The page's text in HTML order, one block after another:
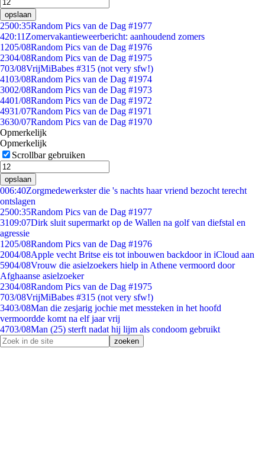
opslaan
2500:35Random Pics van de Dag #1977
420:11 Zomervakantieweerbericht: aanhoudend zomers
1205/08Random Pics van de Dag #1976
2304/08Random Pics van de Dag #1975
703/08VrijMiBabes #315 (not very sfw!)
4103/08Random Pics van de Dag #1974
3002/08Random Pics van de Dag #1973
4401/08Random Pics van de Dag #1972
4931/07Random Pics van de Dag #1971
3630/07Random Pics van de Dag #1970
Opmerkelijk
Opmerkelijk
Scrollbar gebruiken
opslaan
006:40Zorgmedewerkster die 's nachts haar vriend bezocht terecht
ontslagen
2500:35Random Pics van de Dag #1977
3109:07Dirk sluit supermarkt op de Wallen na golf van diefstal en
agressie
1205/08Random Pics van de Dag #1976
2004/08Apple vecht Britse eis tot inbouwen backdoor in iCloud aan
5904/08Vrouw die asielzoekers hielp in Athene vermoord door
Afghaanse asielzoeker
2304/08Random Pics van de Dag #1975
703/08VrijMiBabes #315 (not very sfw!)
3403/08Man die zesjarig jochie met messteken in het hoofd
vermoordde komt na elf jaar vrij
4703/08Man (25) sterft nadat hij lijm als condoom gebruikt